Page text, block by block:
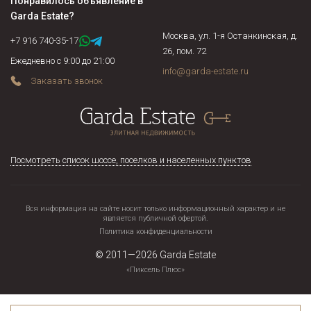
Garda Estate?
+7 916 740-35-17
Ежедневно с 9:00 до 21:00
Заказать звонок
Москва, ул. 1-я Останкинская, д.
26, пом. 72
info@garda-estate.ru
Посмотреть список шоссе, поселков и населенных пунктов
Вся информация на сайте носит только информационный характер и не
является публичной офертой.
Политика конфиденциальности
© 2011—2026 Garda Estate
«Пиксель Плюс»